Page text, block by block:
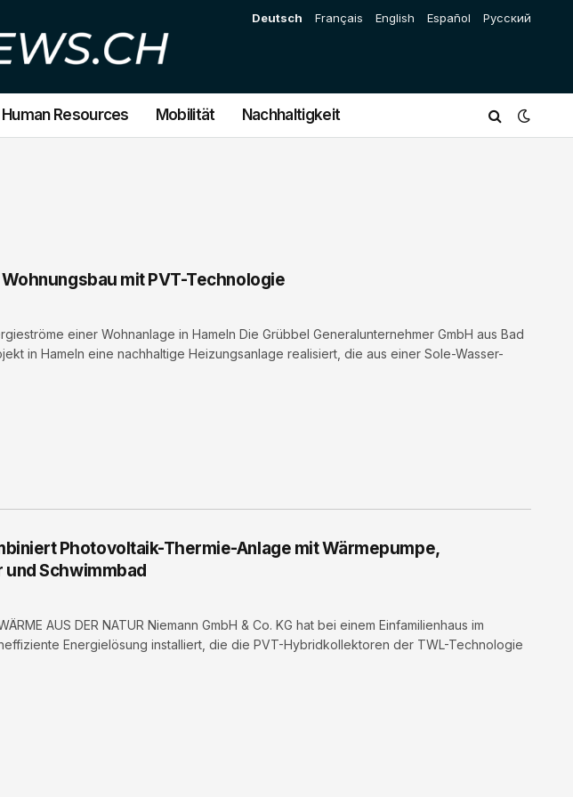
Deutsch Français English Español Русский
Human Resources Mobilität Nachhaltigkeit
mit PVT-Technologie
einer Wohnanlage in Hameln Die Grübbel Generalunternehmer GmbH aus Bad
in Hameln eine nachhaltige Heizungsanlage realisiert, die aus einer Sole-Wasser-
Photovoltaik-Thermie-Anlage mit Wärmepumpe,
Schwimmbad
AUS DER NATUR Niemann GmbH & Co. KG hat bei einem Einfamilienhaus im
Energielösung installiert, die die PVT-Hybridkollektoren der TWL-Technologie